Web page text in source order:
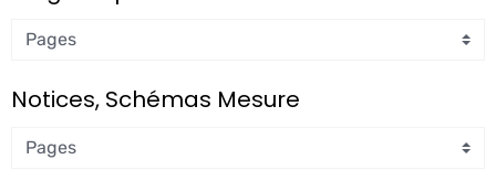
Notices, Schémas Mesure